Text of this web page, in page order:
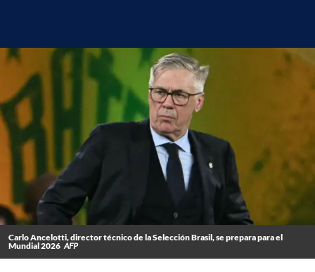
Carlo Ancelotti, director técnico de la Selección Brasil, se prepara para el
Mundial 2026 AFP